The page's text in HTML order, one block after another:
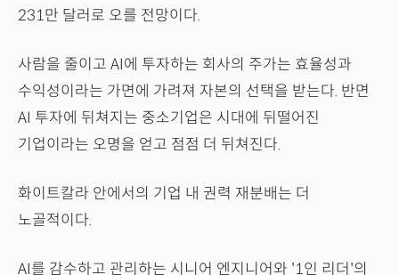
231만 달러로 오를 전망이다.
사람을 줄이고 AI에 투자하는 회사의 주가는 효율성과
수익성이라는 가면에 가려져 자본의 선택을 받는다. 반면
AI 투자에 뒤쳐지는 중소기업은 시대에 뒤떨어진
기업이라는 오명을 얻고 점점 더 뒤쳐진다.
화이트칼라 안에서의 기업 내 권력 재분배는 더
노골적이다.
AI를 감수하고 관리하는 시니어 엔지니어와 '1인 리더'의